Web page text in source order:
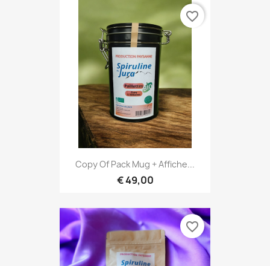
Copy Of Pack Mug + Affiche...
€ 49,00
favorite_border
favorite_border